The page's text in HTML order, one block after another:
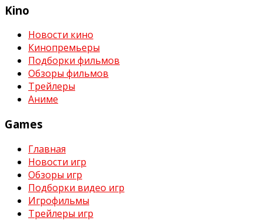
Kino
Новости кино
Кинопремьеры
Подборки фильмов
Обзоры фильмов
Трейлеры
Аниме
Games
Главная
Новости игр
Обзоры игр
Подборки видео игр
Игрофильмы
Трейлеры игр